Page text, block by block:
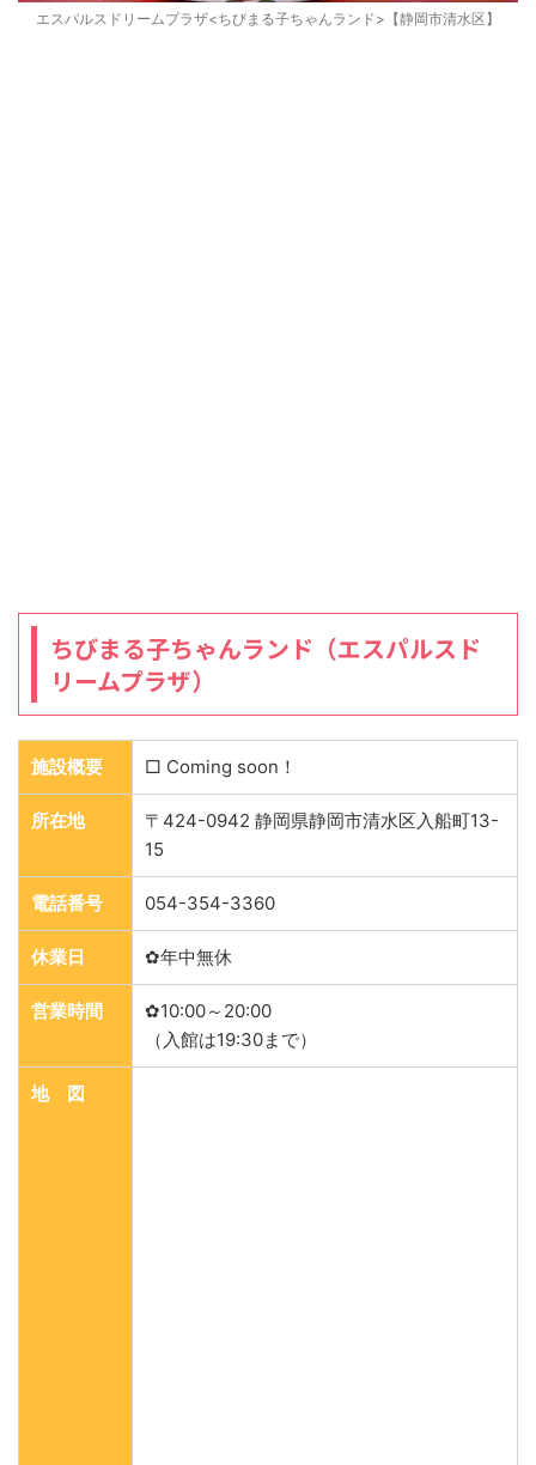
エスパルスドリームプラザ<ちびまる子ちゃんランド>【静岡市清水区】
ちびまる子ちゃんランド（エスパルスド
リームプラザ）
施設概要 □ Coming soon！
所在地
〒424-0942 静岡県静岡市清水区入船町13-
15
電話番号 054-354-3360
休業日 ✿年中無休
営業時間
✿10:00～20:00
（入館は19:30まで）
地 図